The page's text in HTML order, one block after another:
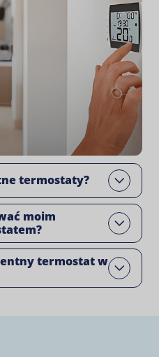
termostaty?Open
moim
Open
termostat w
Open